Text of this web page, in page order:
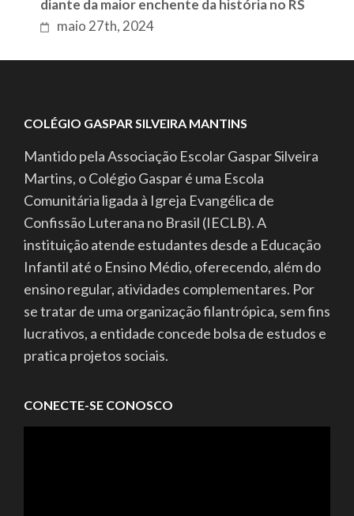
diante da maior enchente da história no RS
maio 27th, 2024
COLÉGIO GASPAR SILVEIRA MANTINS
Mantido pela Associação Escolar Gaspar Silveira
Martins, o Colégio Gaspar é uma Escola
Comunitária ligada à Igreja Evangélica de
Confissão Luterana no Brasil (IECLB). A
instituição atende estudantes desde a Educação
Infantil até o Ensino Médio, oferecendo, além do
ensino regular, atividades complementares. Por
se tratar de uma organização filantrópica, sem fins
lucrativos, a entidade concede bolsa de estudos e
pratica projetos sociais.
CONECTE-SE CONOSCO